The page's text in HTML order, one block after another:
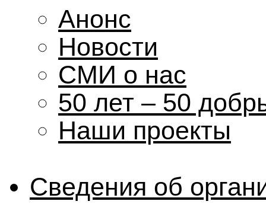
Анонс
Новости
СМИ о нас
50 лет – 50
Наши проекты
Сведения об